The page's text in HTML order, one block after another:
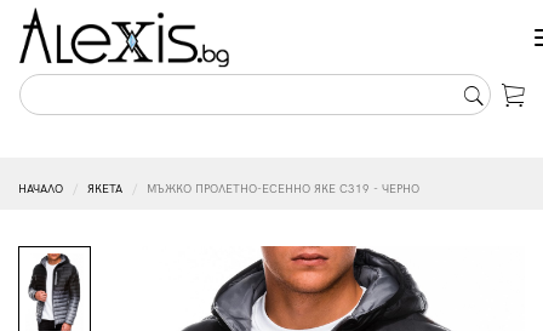
НАЧАЛО ЯКЕТА МЪЖКО ПРОЛЕТНО-ЕСЕННО ЯКЕ C319 - ЧЕРНО